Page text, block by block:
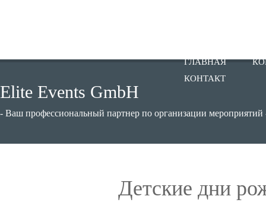
ГЛАВНАЯ
КОНТАКТ
Elite Events GmbH
- Ваш профессиональный партнер по организации мероприятий
Детские дни